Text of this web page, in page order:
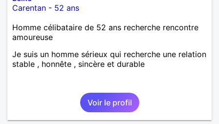
Carentan - 52 ans
Homme célibataire de 52 ans recherche rencontre
amoureuse
Je suis un homme sérieux qui recherche une relation
stable , honnête , sincère et durable
Voir le profil